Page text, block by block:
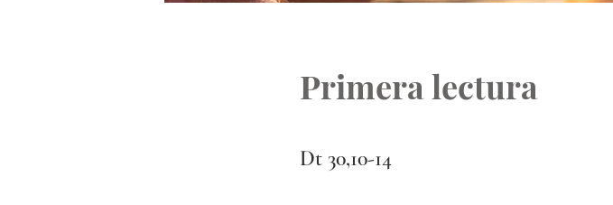
Primera lectura
Dt 30,10-14